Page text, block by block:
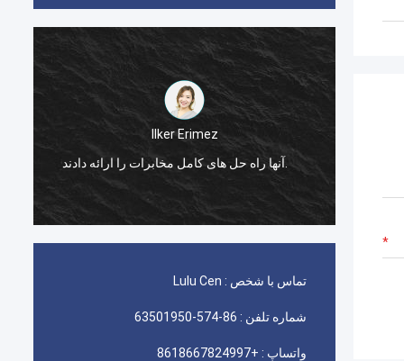
احمد عبدالله
استفاده برای ایران telecom عالی کار می کند،
تماس با شخص : Lulu Cen
شماره تلفن : 86-574-63501950
واتساپ : +8618667824997